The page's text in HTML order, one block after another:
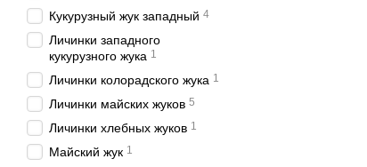
Кукурузный жук западный 4
Личинки западного
кукурузного жука 1
Личинки колорадского жука 1
Личинки майских жуков 5
Личинки хлебных жуков 1
Майский жук 1